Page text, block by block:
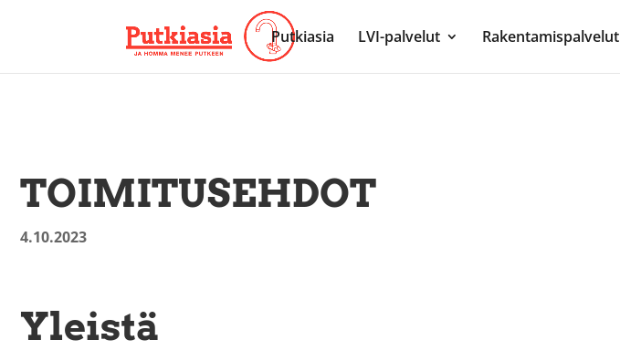
Putkiasia LVI-palvelut Rakentamispalvelut
TOIMITUSEHDOT
4.10.2023
Yleistä